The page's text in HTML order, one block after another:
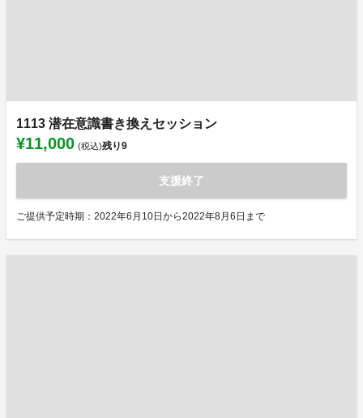
1113 潜在意識書き換えセッション
¥11,000 (税込)残り9
支援終了
ご提供予定時期：2022年6月10日から2022年8月6日まで